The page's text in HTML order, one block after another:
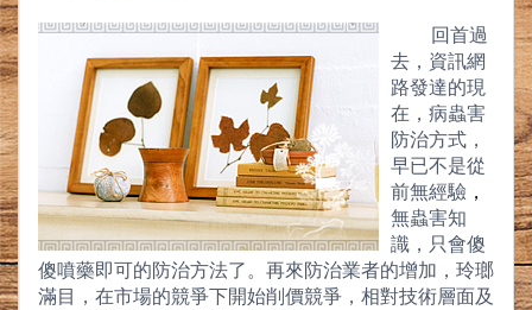
回首過
去，資訊網
路發達的現
在，病蟲害
防治方式，
早已不是從
前無經驗 ，
無蟲害知
識，只會傻
傻噴藥即可的防治方法了。再來防治業者的增加，玲瑯
滿目，在市場的競爭下開始削價競爭，相對技術層面及